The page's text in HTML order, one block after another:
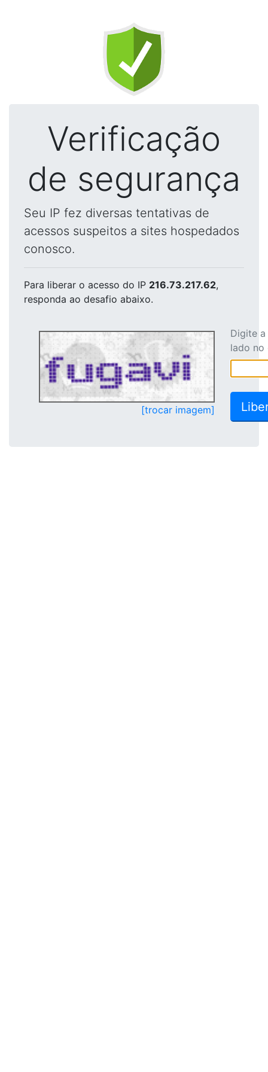
Verificação
de segurança
Seu IP fez diversas tentativas de
acessos suspeitos a sites hospedados
conosco.
Para liberar o acesso do IP 216.73.217.62,
responda ao desafio abaixo.
[trocar imagem]
Digite
lado no